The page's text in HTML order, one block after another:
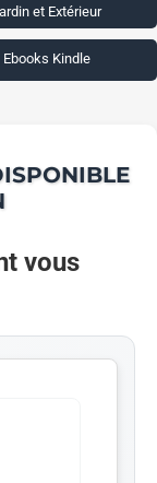
et Extérieur
Kindle
vous